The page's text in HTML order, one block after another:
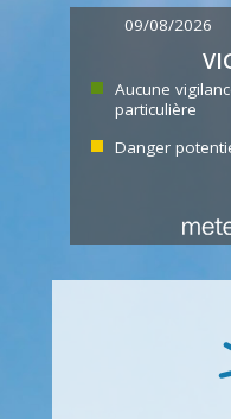
09/08/2026
Aucune
particulière
Danger